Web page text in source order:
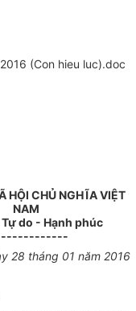
(Con hieu luc).doc
HỘI CHỦ NGHĨA VIỆT
NAM
do - Hạnh phúc
28 tháng 01 năm 2016